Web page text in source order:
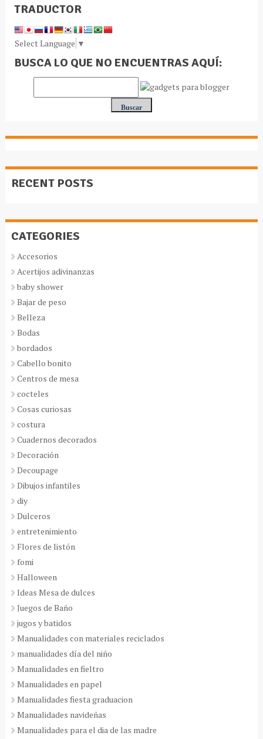
TRADUCTOR
Select Language ▼
BUSCA LO QUE NO ENCUENTRAS AQUÍ:
RECENT POSTS
CATEGORIES
Accesorios
Acertijos adivinanzas
baby shower
Bajar de peso
Belleza
Bodas
bordados
Cabello bonito
Centros de mesa
cocteles
Cosas curiosas
costura
Cuadernos decorados
Decoración
Decoupage
Dibujos infantiles
diy
Dulceros
entretenimiento
Flores de listón
fomi
Halloween
Ideas Mesa de dulces
Juegos de Baño
jugos y batidos
Manualidades con materiales reciclados
manualidades día del niño
Manualidades en fieltro
Manualidades en papel
Manualidades fiesta graduacion
Manualidades navideñas
Manualidades para el dia de las madre